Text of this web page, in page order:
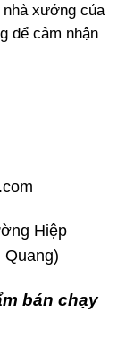
xưởng của
để cảm nhận
Hiệp
Quang)
bán chạy